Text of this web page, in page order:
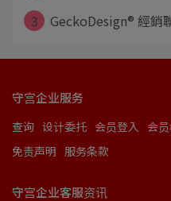
3
GeckoDesign® 經銷
守宫企业服务
查询 设计委托 会员登入 会
免责声明 服务条款
守宫企业客服资讯